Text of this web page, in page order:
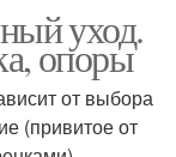
уход.
опоры
от выбора
(привитое от